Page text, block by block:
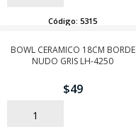
Código:5315
BOWL CERAMICO 18CM BORDE
NUDO GRIS LH-4250
$49
AÑADIR